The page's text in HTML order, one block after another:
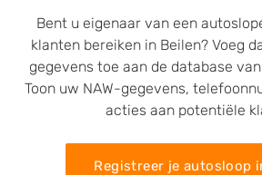
Bent u eigenaar van een
klanten bereiken in Beilen? Voeg
gegevens toe aan de database
Toon uw NAW-gegevens,
acties aan potentiële
Registreer je autosloop